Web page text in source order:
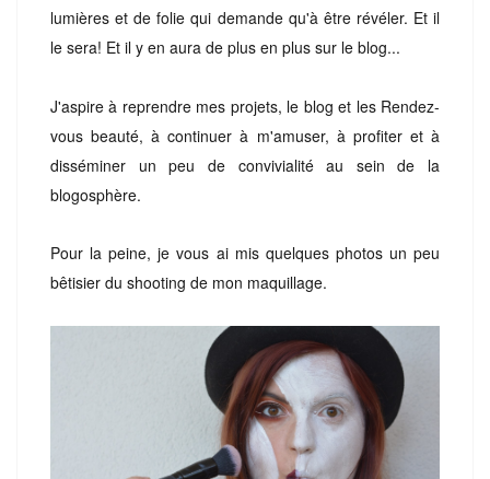
lumières et de folie qui demande qu'à être révéler. Et il
le sera! Et il y en aura de plus en plus sur le blog...
J'aspire à reprendre mes projets, le blog et les Rendez-
vous beauté, à continuer à m'amuser, à profiter et à
disséminer un peu de convivialité au sein de la
blogosphère.
Pour la peine, je vous ai mis quelques photos un peu
bêtisier du shooting de mon maquillage.